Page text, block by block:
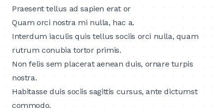
Praesent tellus ad sapien erat or
Quam orci nostra mi nulla, hac a.
Interdum iaculis quis tellus sociis orci nulla, quam
rutrum conubia tortor primis.
Non felis sem placerat aenean duis, ornare turpis
nostra.
Habitasse duis sociis sagittis cursus, ante dictumst
commodo.